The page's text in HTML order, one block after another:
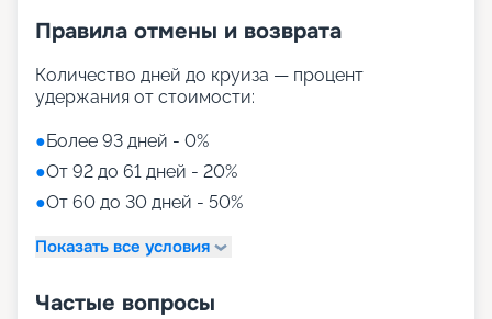
Правила отмены и возврата
Количество дней до круиза — процент
удержания от стоимости:
●Более 93 дней - 0%
●От 92 до 61 дней - 20%
●От 60 до 30 дней - 50%
Показать все условия
Частые вопросы